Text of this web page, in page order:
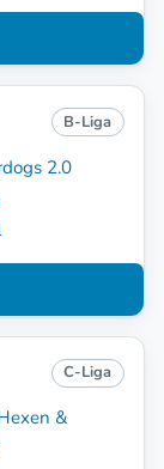
B-Liga
2.0
C-Liga